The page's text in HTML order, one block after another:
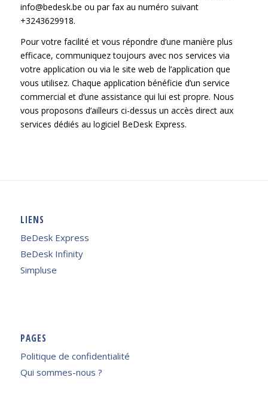
info@bedesk.be ou par fax au numéro suivant
+3243629918.
Pour votre facilité et vous répondre d’une manière plus
efficace, communiquez toujours avec nos services via
votre application ou via le site web de l’application que
vous utilisez. Chaque application bénéficie d’un service
commercial et d’une assistance qui lui est propre. Nous
vous proposons d’ailleurs ci-dessus un accès direct aux
services dédiés au logiciel BeDesk Express.
LIENS
BeDesk Express
BeDesk Infinity
Simpluse
PAGES
Politique de confidentialité
Qui sommes-nous ?